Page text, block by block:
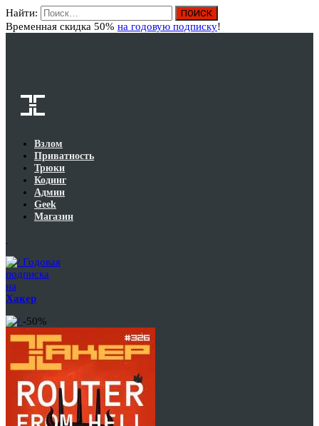
Найти:
Временная скидка 50% на годовую подписку!
Взлом
Приватность
Трюки
Кодинг
Админ
Geek
Магазин
Годовая
подписка
на
Хакер
-50%